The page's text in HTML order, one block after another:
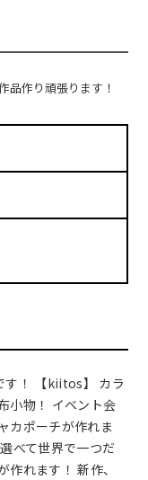
品作り頑張ります！
！ 【kiitos】 カラ
小物！ イベント会
カポーチが作れま
べて世界で一つだ
れます！ 新作、